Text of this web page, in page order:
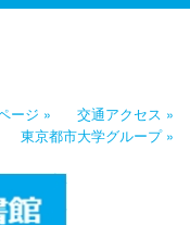
ージ »
交通アクセス »
東京都市大学グループ »